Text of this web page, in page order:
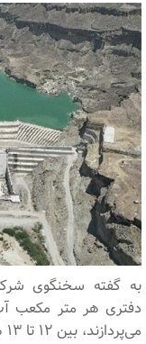
به گفته سخنگوی
می‌پردازند، بین ۱۲ تا ۱۳ هزار تومان است.